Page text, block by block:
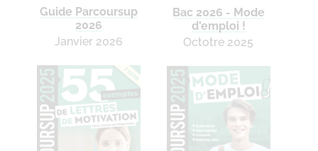
Guide Parcoursup
2026
Janvier 2026
Bac 2026 - Mode
d'emploi !
Octotre 2025